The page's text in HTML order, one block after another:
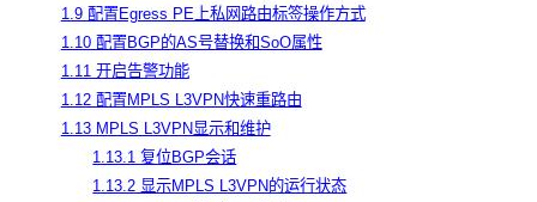
1.9 配置Egress PE上私网路由标签操作方式
1.10 配置BGP的AS号替换和SoO属性
1.11 开启告警功能
1.12 配置MPLS L3VPN快速重路由
1.13 MPLS L3VPN显示和维护
1.13.1 复位BGP会话
1.13.2 显示MPLS L3VPN的运行状态